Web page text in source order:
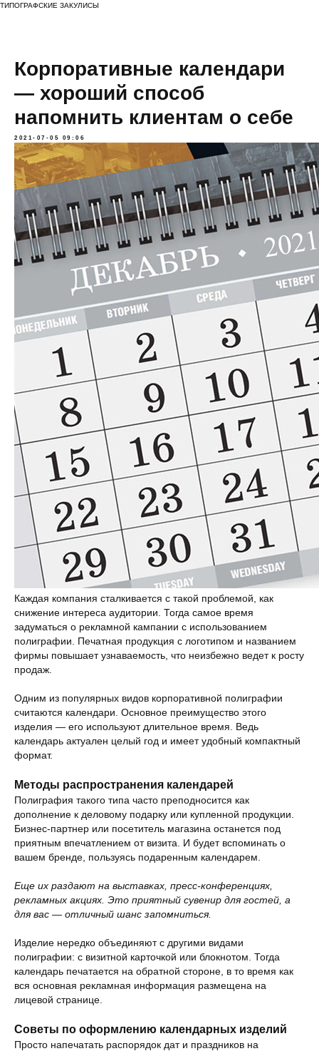
ТИПОГРАФСКИЕ ЗАКУЛИСЫ
Корпоративные календари
— хороший способ
напомнить клиентам о себе
2021-07-05 09:06
Каждая компания сталкивается с такой проблемой, как
снижение интереса аудитории. Тогда самое время
задуматься о рекламной кампании с использованием
полиграфии. Печатная продукция с логотипом и названием
фирмы повышает узнаваемость, что неизбежно ведет к росту
продаж.
Одним из популярных видов корпоративной полиграфии
считаются календари. Основное преимущество этого
изделия — его используют длительное время. Ведь
календарь актуален целый год и имеет удобный компактный
формат.
Методы распространения календарей
Полиграфия такого типа часто преподносится как
дополнение к деловому подарку или купленной продукции.
Бизнес-партнер или посетитель магазина останется под
приятным впечатлением от визита. И будет вспоминать о
вашем бренде, пользуясь подаренным календарем.
Еще их раздают на выставках, пресс-конференциях,
рекламных акциях. Это приятный сувенир для гостей, а
для вас — отличный шанс запомниться.
Изделие нередко объединяют с другими видами
полиграфии: с визитной карточкой или блокнотом. Тогда
календарь печатается на обратной стороне, в то время как
вся основная рекламная информация размещена на
лицевой странице.
Советы по оформлению календарных изделий
Просто напечатать распорядок дат и праздников на